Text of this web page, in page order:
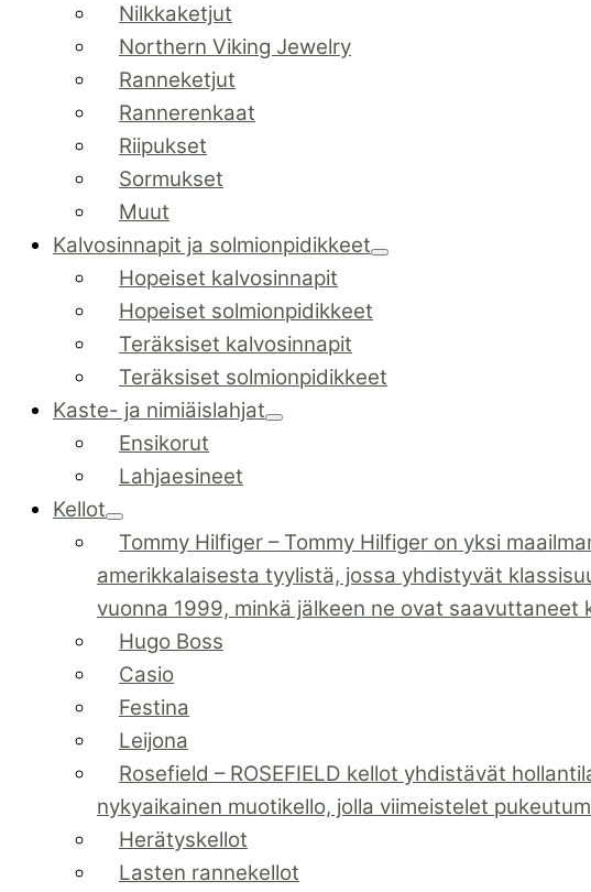
Nilkkaketjut
Northern Viking Jewelry
Ranneketjut
Rannerenkaat
Riipukset
Sormukset
Muut
Kalvosinnapit ja solmionpidikkeet
Hopeiset kalvosinnapit
Hopeiset solmionpidikkeet
Teräksiset kalvosinnapit
Teräksiset solmionpidikkeet
Kaste- ja nimiäislahjat
Ensikorut
Lahjaesineet
Kellot
Tommy Hilfiger – Tommy Hilfiger on yksi
amerikkalaisesta tyylistä, jossa yhdistyvät
vuonna 1999, minkä jälkeen ne ovat saavuttaneet
Hugo Boss
Casio
Festina
Leijona
Rosefield – ROSEFIELD kellot yhdistävät
nykyaikainen muotikello, jolla viimeistelet
Herätyskellot
Lasten rannekellot